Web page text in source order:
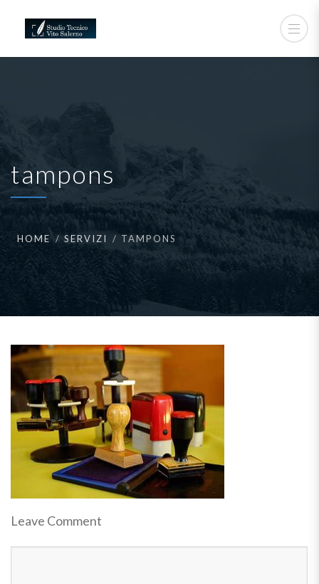
tampons
HOME SERVIZI TAMPONS
Leave Comment